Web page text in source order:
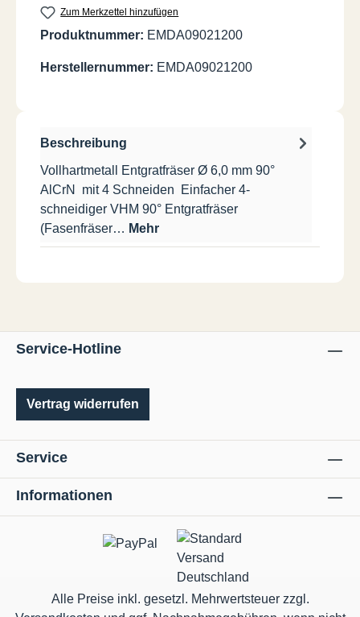
Zum Merkzettel hinzufügen
Produktnummer: EMDA09021200
Herstellernummer: EMDA09021200
Beschreibung
Vollhartmetall Entgratfräser Ø 6,0 mm 90°
AlCrN mit 4 Schneiden Einfacher 4-
schneidiger VHM 90° Entgratfräser
(Fasenfräser… Mehr
Service-Hotline
Vertrag widerrufen
Service
Informationen
Alle Preise inkl. gesetzl. Mehrwertsteuer zzgl.